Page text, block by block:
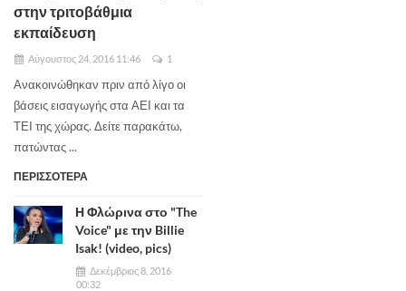
στην τριτοβάθμια
εκπαίδευση
Αύγουστος 24, 2016 11:46 1
Ανακοινώθηκαν πριν από λίγο οι
βάσεις εισαγωγής στα ΑΕΙ και τα
ΤΕΙ της χώρας. Δείτε παρακάτω,
πατώντας ...
ΠΕΡΙΣΣΟΤΕΡΑ
Η Φλώρινα στο "The
Voice" με την Billie
Isak! (video, pics)
Δεκέμβριος 8, 2016
00:32